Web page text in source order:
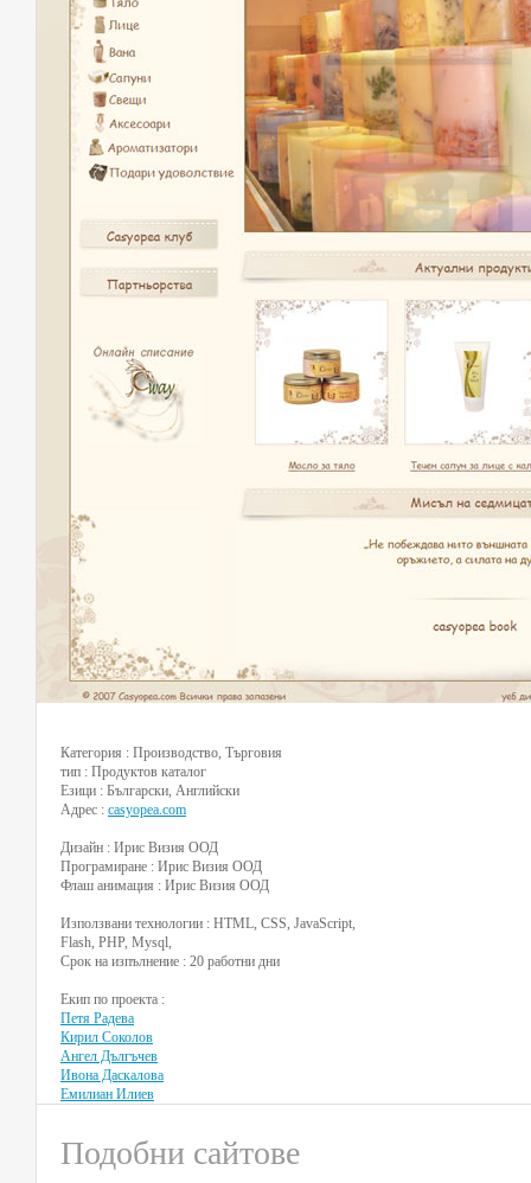
Категория : Производство, Търговия
тип : Продуктов каталог
Езици : Български, Английски
Адрес : casyopea.com
Дизайн : Ирис Визия ООД
Програмиране : Ирис Визия ООД
Флаш анимация : Ирис Визия ООД
Използвани технологии : HTML, CSS, JavaScript,
Flash, PHP, Mysql,
Срок на изпълнение : 20 работни дни
Екип по проекта :
Петя Радева
Кирил Соколов
Ангел Дългъчев
Ивона Даскалова
Емилиан Илиев
Подобни сайтове